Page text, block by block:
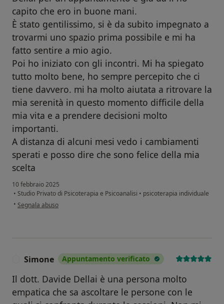
capito che ero in buone mani.
È stato gentilissimo, si è da subito impegnato a
trovarmi uno spazio prima possibile e mi ha
fatto sentire a mio agio.
Poi ho iniziato con gli incontri. Mi ha spiegato
tutto molto bene, ho sempre percepito che ci
tiene davvero. mi ha molto aiutata a ritrovare la
mia serenità in questo momento difficile della
mia vita e a prendere decisioni molto
importanti.
A distanza di alcuni mesi vedo i cambiamenti
sperati e posso dire che sono felice della mia
scelta
10 febbraio 2025
• Studio Privato di Psicoterapia e Psicoanalisi • psicoterapia individuale
• secondo l'opinione dell'utente Marta
Segnala abuso
Simone Appuntamento verificato
Il dott. Davide Dellai è una persona molto
empatica che sa ascoltare le persone con le